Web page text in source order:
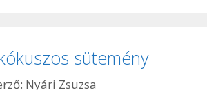
sütemény
Nyári Zsuzsa